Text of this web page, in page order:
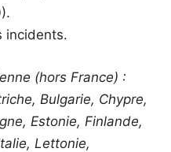
incidents.
(hors France) :
Bulgarie, Chypre,
Estonie, Finlande,
Lettonie,